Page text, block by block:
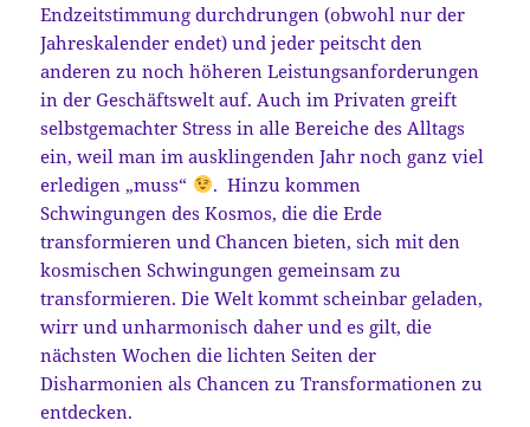
Endzeitstimmung durchdrungen (obwohl nur der
Jahreskalender endet) und jeder peitscht den
anderen zu noch höheren Leistungsanforderungen
in der Geschäftswelt auf. Auch im Privaten greift
selbstgemachter Stress in alle Bereiche des Alltags
ein, weil man im ausklingenden Jahr noch ganz viel
erledigen „muss“
. Hinzu kommen
Schwingungen des Kosmos, die die Erde
transformieren und Chancen bieten, sich mit den
kosmischen Schwingungen gemeinsam zu
transformieren. Die Welt kommt scheinbar geladen,
wirr und unharmonisch daher und es gilt, die
nächsten Wochen die lichten Seiten der
Disharmonien als Chancen zu Transformationen zu
entdecken.